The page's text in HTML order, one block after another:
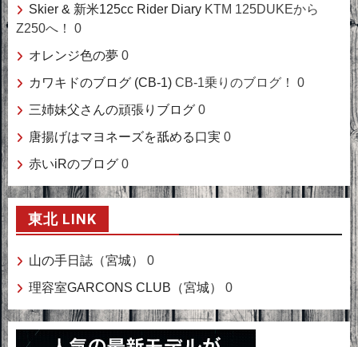
Skier & 新米125cc Rider Diary KTM 125DUKEから
Z250へ！ 0
オレンジ色の夢 0
カワキドのブログ (CB-1) CB-1乗りのブログ！ 0
三姉妹父さんの頑張りブログ 0
唐揚げはマヨネーズを舐める口実 0
赤いiRのブログ 0
東北 LINK
山の手日誌（宮城）
0
理容室GARCONS CLUB（宮城）
0